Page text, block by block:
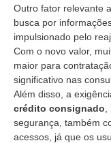
Outro fator relevante
busca por
impulsionado pelo
Com o novo valor,
maior para
significativo nas
Além disso, a
crédito consignado
segurança, também
acessos, já que os